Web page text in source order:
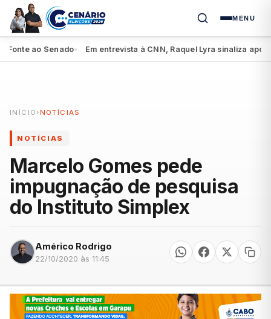
MENU
ao Senado● Em entrevista à CNN, Raquel Lyra sinaliza apoio a
INÍCIO › NOTÍCIAS
NOTÍCIAS
Marcelo Gomes pede
impugnação de pesquisa
do Instituto Simplex
Américo Rodrigo
22/10/2020 às 11:45